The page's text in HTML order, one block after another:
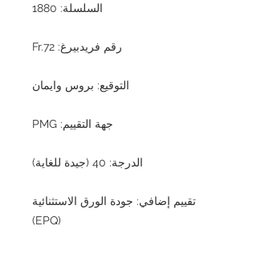
السلسلة: 1880
رقم فريدبيرغ: Fr.72
التوقيع: بروس وايمان
جهة التقييم: PMG
الدرجة: 40 (جيدة للغاية)
تقييم إضافي: جودة الورق الاستثنائية
(EPQ)